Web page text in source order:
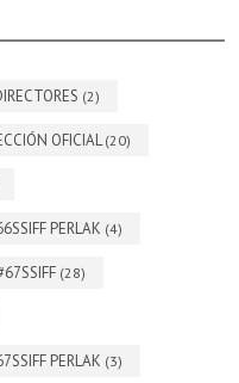
(2)
OFICIAL(20)
PERLAK (4)
(28)
PERLAK (3)